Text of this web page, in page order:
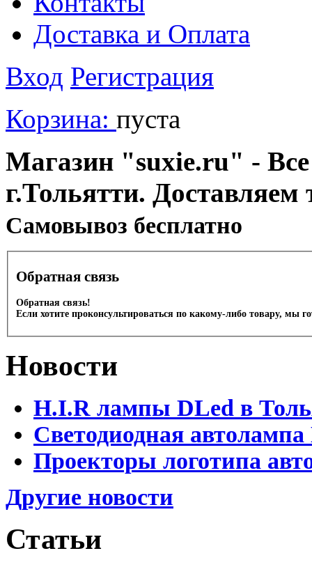
Доставка и Оплата
Вход Регистрация
Корзина: пуста
Магазин "suxie.ru" - Все
г.Тольятти.
Cамовывоз бесплатно
Обратная связь
Обратная связь!
Если хотите проконсультироваться по какому-либо товару, мы
Новости
H.I.R лампы DLed в
Светодиодная
Проекторы логотипа
Другие новости
Статьи